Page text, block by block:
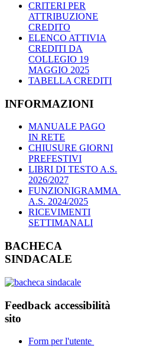
CRITERI PER
ATTRIBUZIONE
CREDITO
ELENCO ATTIVIA
CREDITI DA
COLLEGIO 19
MAGGIO 2025
TABELLA CREDITI
INFORMAZIONI
MANUALE PAGO
IN RETE
CHIUSURE GIORNI
PREFESTIVI
LIBRI DI TESTO A.S.
2026/2027
FUNZIONIGRAMMA
A.S. 2024/2025
RICEVIMENTI
SETTIMANALI
BACHECA
SINDACALE
Feedback accessibilità
sito
Form per l'utente